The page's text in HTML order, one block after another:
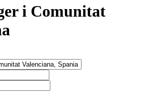
i Comunitat